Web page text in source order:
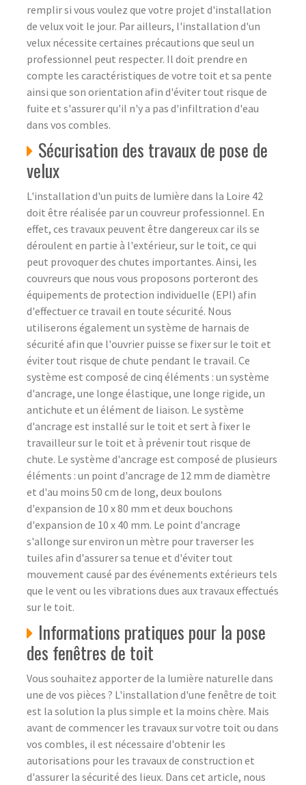
remplir si vous voulez que votre projet d'installation
de velux voit le jour. Par ailleurs, l'installation d'un
velux nécessite certaines précautions que seul un
professionnel peut respecter. Il doit prendre en
compte les caractéristiques de votre toit et sa pente
ainsi que son orientation afin d'éviter tout risque de
fuite et s'assurer qu'il n'y a pas d'infiltration d'eau
dans vos combles.
Sécurisation des travaux de pose de
velux
L'installation d'un puits de lumière dans la Loire 42
doit être réalisée par un couvreur professionnel. En
effet, ces travaux peuvent être dangereux car ils se
déroulent en partie à l'extérieur, sur le toit, ce qui
peut provoquer des chutes importantes. Ainsi, les
couvreurs que nous vous proposons porteront des
équipements de protection individuelle (EPI) afin
d'effectuer ce travail en toute sécurité. Nous
utiliserons également un système de harnais de
sécurité afin que l'ouvrier puisse se fixer sur le toit et
éviter tout risque de chute pendant le travail. Ce
système est composé de cinq éléments : un système
d'ancrage, une longe élastique, une longe rigide, un
antichute et un élément de liaison. Le système
d'ancrage est installé sur le toit et sert à fixer le
travailleur sur le toit et à prévenir tout risque de
chute. Le système d'ancrage est composé de plusieurs
éléments : un point d'ancrage de 12 mm de diamètre
et d'au moins 50 cm de long, deux boulons
d'expansion de 10 x 80 mm et deux bouchons
d'expansion de 10 x 40 mm. Le point d'ancrage
s'allonge sur environ un mètre pour traverser les
tuiles afin d'assurer sa tenue et d'éviter tout
mouvement causé par des événements extérieurs tels
que le vent ou les vibrations dues aux travaux effectués
sur le toit.
Informations pratiques pour la pose
des fenêtres de toit
Vous souhaitez apporter de la lumière naturelle dans
une de vos pièces ? L'installation d'une fenêtre de toit
est la solution la plus simple et la moins chère. Mais
avant de commencer les travaux sur votre toit ou dans
vos combles, il est nécessaire d'obtenir les
autorisations pour les travaux de construction et
d'assurer la sécurité des lieux. Dans cet article, nous